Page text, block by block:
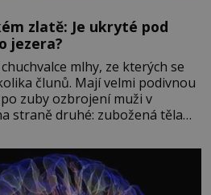
zlatě: Je ukryté pod
jezera?
mlhy, ze kterých se
člunů. Mají velmi podivnou
zuby ozbrojení muži v
straně druhé: zubožená těla
Je jaro roku 1945, druhá
konci. Jezero Stolpsee